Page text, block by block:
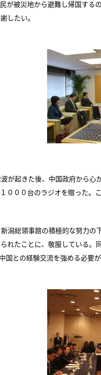
が被災地から避難し帰国す
したい。
が起きた後、中国政府から
０００台のラジオを贈った。
潟総領事館の積極的な努力
れたことに、敬服している
国との経験交流を強める必要が